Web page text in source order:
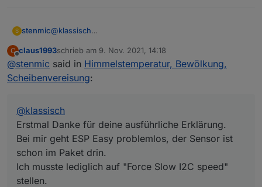
S stenmic@klassisch
Bei mir geht ESP Easy problemlos, der Sensor ist
schon im Paket drin.
Ich musste lediglich auf "Force Slow I2C speed"
C
Offline
claus1993schrieb am 9. Nov. 2021, 14:18
zuletzt editiert von
@stenmic said in Himmelstemperatur, Bewölkung,
Scheibenvereisung:
@klassisch
Erstmal Danke für deine ausführliche Erklärung.
Bei mir geht ESP Easy problemlos, der Sensor ist
schon im Paket drin.
Ich musste lediglich auf "Force Slow I2C speed"
stellen.